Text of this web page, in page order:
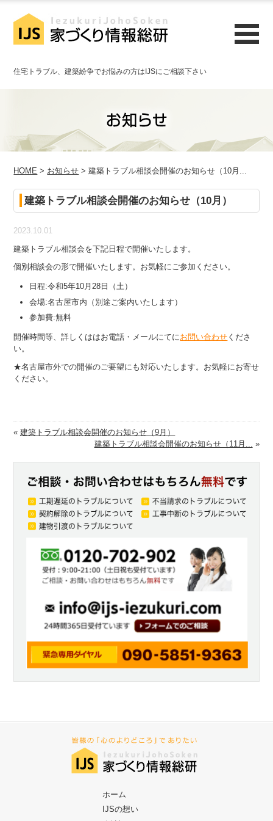
住宅トラブル、建築紛争でお悩みの方はIJSにご相談下さい
HOME > お知らせ > 建築トラブル相談会開催のお知らせ（10月...
建築トラブル相談会開催のお知らせ（10月）
2023.10.01
建築トラブル相談会を下記日程で開催いたします。
個別相談会の形で開催いたします。お気軽にご参加ください。
日程:令和5年10月28日（土）
会場:名古屋市内（別途ご案内いたします）
参加費:無料
開催時間等、詳しくははお電話・メールにてにお問い合わせ くださ
い。
★名古屋市外での開催のご要望にも対応いたします。お気軽にお寄せ
ください。
«建築トラブル相談会開催のお知らせ（9月）
建築トラブル相談会開催のお知らせ（11月... »
ホーム
IJSの想い